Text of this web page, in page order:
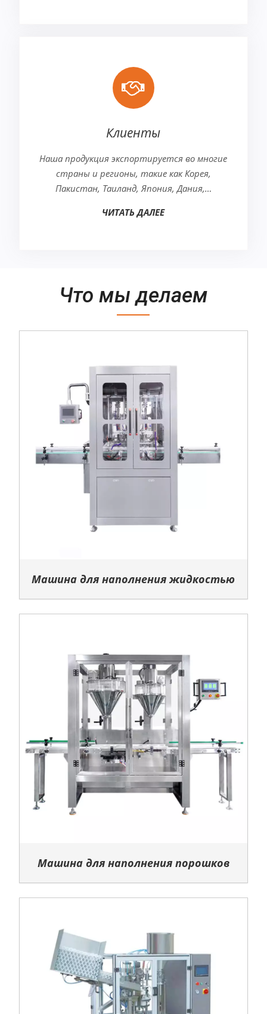
Клиенты
Наша продукция экспортируется во многие
страны и регионы, такие как Корея,
Пакистан, Таиланд, Япония, Дания,…
ЧИТАТЬ ДАЛЕЕ
Что мы делаем
Машина для наполнения жидкостью
Машина для наполнения порошков